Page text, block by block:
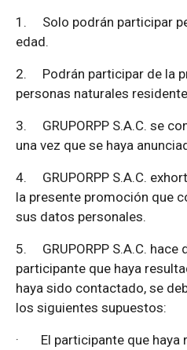
1. Solo podrán participar
edad.
2. Podrán participar de la
personas naturales
3. GRUPORPP S.A.C. se
una vez que se haya
4. GRUPORPP S.A.C.
la presente promoción que
sus datos personales.
5. GRUPORPP S.A.C.
participante que haya
haya sido contactado, se
los siguientes supuestos:
· El participante que